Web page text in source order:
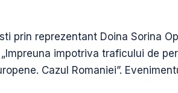
prin reprezentant Doina Sorina
impotriva traficului de
Cazul Romaniei”.